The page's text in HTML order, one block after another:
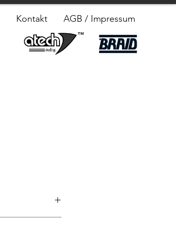
Kontakt AGB / Impressum